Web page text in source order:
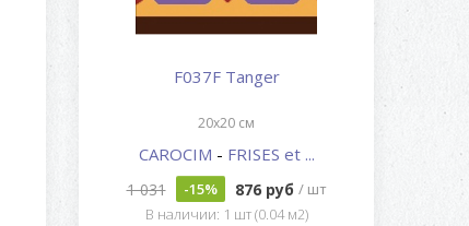
F037F Tanger
20x20 см
CAROCIM - FRISES et ...
1 031 -15% 876 руб / шт
В наличии: 1 шт (0.04 м2)